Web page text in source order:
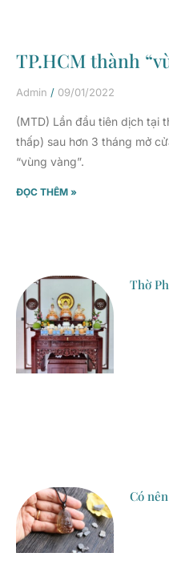
TP.HCM thành
Admin 09/01/2022
(MTD) Lần đầu tiên dịch tại
thấp) sau hơn 3 tháng mở
“vùng vàng”.
ĐỌC THÊM »
Thờ
Có